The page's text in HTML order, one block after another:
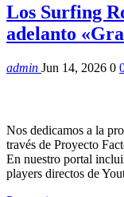
Los Surfing
adelanto
admin Jun 14, 2026 0
Nos dedicamos a la
través de Proyecto
En nuestro portal
players directos de